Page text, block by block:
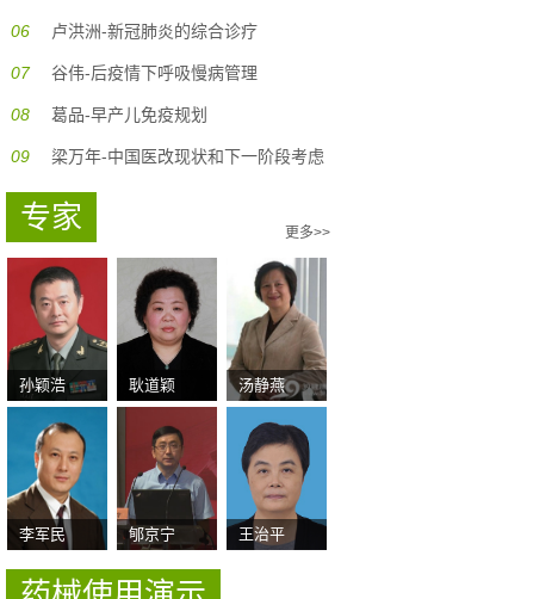
06 卢洪洲-新冠肺炎的综合诊疗
07 谷伟-后疫情下呼吸慢病管理
08 葛品-早产儿免疫规划
09 梁万年-中国医改现状和下一阶段考虑
专家 更多>>
孙颖浩 耿道颖 汤静燕
李军民 郇京宁 王治平